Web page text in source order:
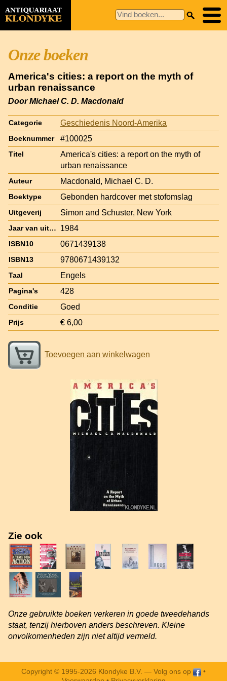
Onze boeken
America's cities: a report on the myth of
urban renaissance
Door Michael C. D. Macdonald
Categorie Geschiedenis Noord-Amerika
Boeknummer #100025
Titel
America's cities: a report on the myth of
urban renaissance
Auteur Macdonald, Michael C. D.
Boektype Gebonden hardcover met stofomslag
Uitgeverij Simon and Schuster, New York
Jaar van uitgave 1984
ISBN10 0671439138
ISBN13 9780671439132
Taal Engels
Pagina's 428
Conditie Goed
Prijs € 6,00
Toevoegen aan winkelwagen
Zie ook
Onze gebruikte boeken verkeren in goede tweedehands
staat, tenzij hierboven anders beschreven. Kleine
onvolkomenheden zijn niet altijd vermeld.
Copyright © 1995-2026 Klondyke B.V. — Volg ons op
•